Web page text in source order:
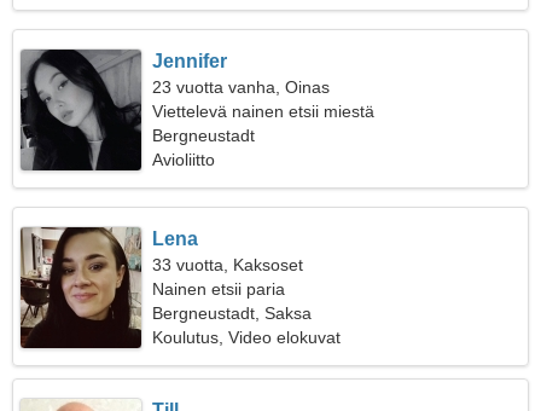
Jennifer
23 vuotta vanha, Oinas
Viettelevä nainen etsii miestä
Bergneustadt
Avioliitto
Lena
33 vuotta, Kaksoset
Nainen etsii paria
Bergneustadt, Saksa
Koulutus, Video elokuvat